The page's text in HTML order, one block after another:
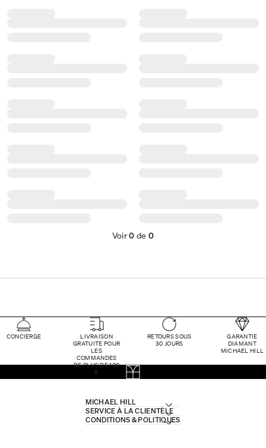
Voir0 de 0
CONCIERGE
LIVRAISON
GRATUITE POUR
LES
COMMANDES
DE PLUS DE 100
$
RETOURS SOUS
30 JOURS
GARANTIE
DIAMANT
MICHAEL HILL
MICHAEL HILL
SERVICE À LA CLIENTÈLE
CONDITIONS & POLITIQUES